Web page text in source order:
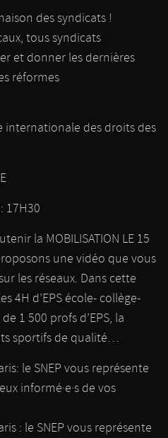
des syndicats !
tous syndicats
et donner les dernières
réformes
internationale des droits des
: 17H30
la MOBILISATION LE 15
une vidéo que vous
les réseaux. Dans cette
4H d’EPS école- collège-
1 500 profs d’EPS, la
sportifs de qualité…
le SNEP vous représente
informé·e·s de vos
: le SNEP vous représente